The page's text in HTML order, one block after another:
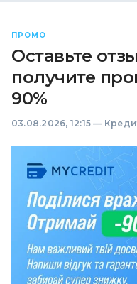
ПРОМО
Оставьте
получите
90%
03.08.2026, 12:15 —